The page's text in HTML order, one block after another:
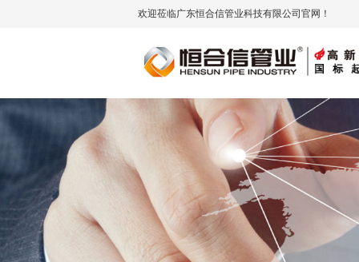
欢迎莅临广东恒合信管业科技有限公司官网！